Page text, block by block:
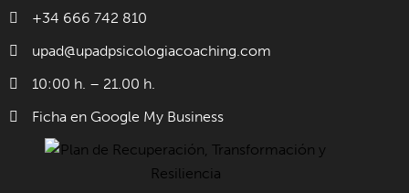
+34 666 742 810
upad@upadpsicologiacoaching.com
10:00 h. – 21.00 h.
Ficha en Google My Business